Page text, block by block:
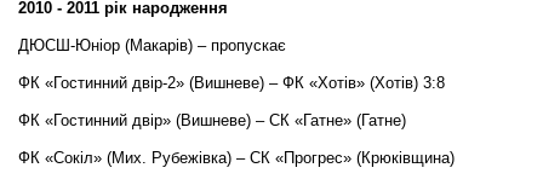
2010 - 2011 рік народження
ДЮСШ-Юніор (Макарів) – пропускає
ФК «Гостинний двір-2» (Вишневе) – ФК «Хотів» (Хотів) 3:8
ФК «Гостинний двір» (Вишневе) – СК «Гатне» (Гатне)
ФК «Сокіл» (Мих. Рубежівка) – СК «Прогрес» (Крюківщина)